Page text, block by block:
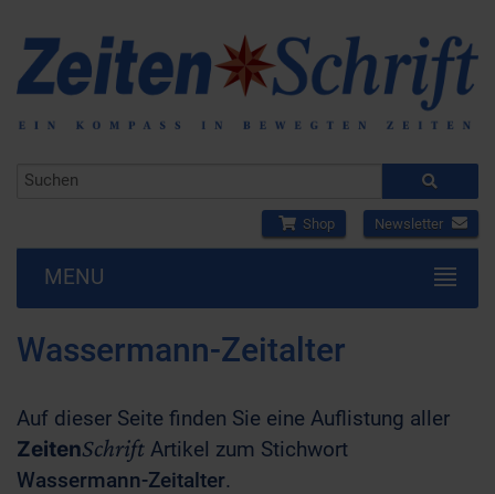
Shop Newsletter
MENU
Wassermann-Zeitalter
Auf dieser Seite finden Sie eine Auflistung aller
ZeitenSchrift Artikel zum Stichwort
Wassermann-Zeitalter.